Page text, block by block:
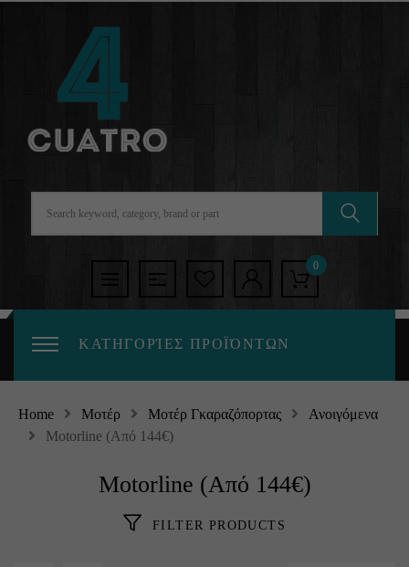
0
ΚΑΤΗΓΟΡΊΕΣ ΠΡΟΪΌΝΤΩΝ
Home Μοτέρ Μοτέρ Γκαραζόπορτας
Ανοιγόμενα
Motorline (Από 144€)
Motorline (Από 144€)
FILTER PRODUCTS